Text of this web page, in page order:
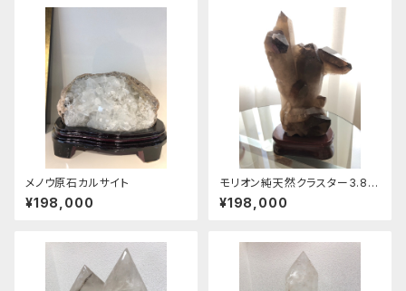
メノウ原石カルサイト
¥198,000
モリオン純天然クラスター3.8キ
ロ
¥198,000